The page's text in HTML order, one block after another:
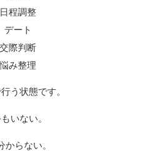
日程調整
デート
交際判断
悩み整理
う状態です。
いない。
からない。